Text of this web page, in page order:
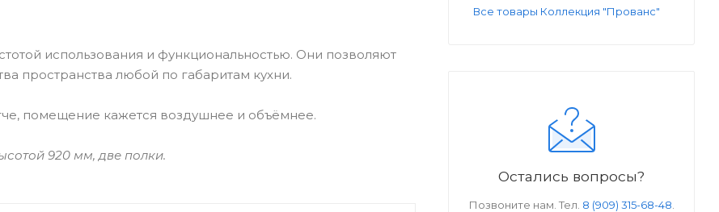
использования и функциональностью. Они позволяют
пространства любой по габаритам кухни.
помещение кажется воздушнее и объёмнее.
920 мм, две полки.
Все товары Коллекция "Прованс"
Остались вопросы?
Позвоните нам. Тел. 8 (909) 315-68-48